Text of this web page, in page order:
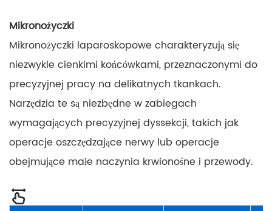
Mikronożyczki
Mikronożyczki laparoskopowe charakteryzują się
niezwykle cienkimi końcówkami, przeznaczonymi do
precyzyjnej pracy na delikatnych tkankach.
Narzędzia te są niezbędne w zabiegach
wymagających precyzyjnej dyssekcji, takich jak
operacje oszczędzające nerwy lub operacje
obejmujące małe naczynia krwionośne i przewody.